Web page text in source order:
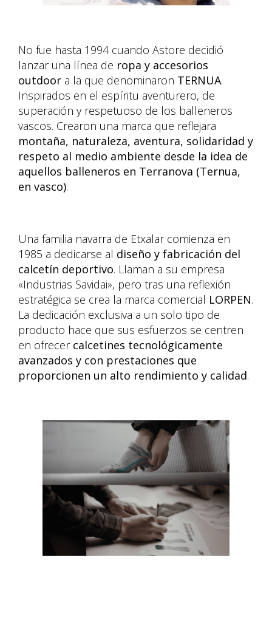
No fue hasta 1994 cuando Astore decidió
lanzar una línea de ropa y accesorios
outdoor a la que denominaron TERNUA.
Inspirados en el espíritu aventurero, de
superación y respetuoso de los balleneros
vascos. Crearon una marca que reflejara
montaña, naturaleza, aventura, solidaridad y
respeto al medio ambiente desde la idea de
aquellos balleneros en Terranova (Ternua,
en vasco).
Una familia navarra de Etxalar comienza en
1985 a dedicarse al diseño y fabricación del
calcetín deportivo. Llaman a su empresa
«Industrias Savidai», pero tras una reflexión
estratégica se crea la marca comercial LORPEN.
La dedicación exclusiva a un solo tipo de
producto hace que sus esfuerzos se centren
en ofrecer calcetines tecnológicamente
avanzados y con prestaciones que
proporcionen un alto rendimiento y calidad.